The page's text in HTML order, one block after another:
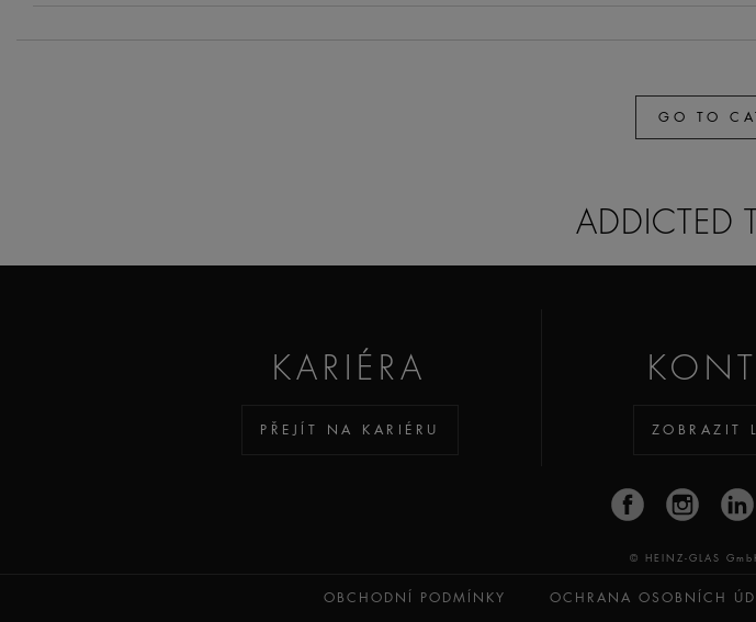
GO TO
ADDICTED
KARIÉRA
PŘEJÍT NA KARIÉRU ZOBRAZIT
© HEINZ-GLAS
OBCHODNÍ PODMÍNKY OCHRANA OSOBNÍCH